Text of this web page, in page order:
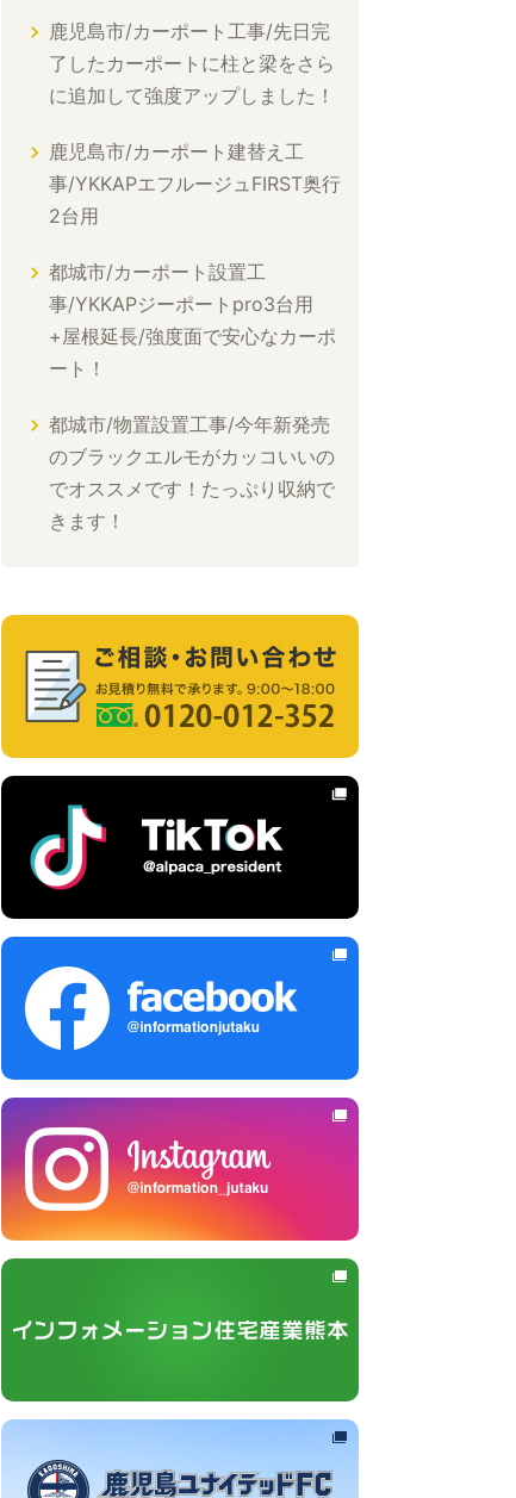
鹿児島市/カーポート工事/先日完
了したカーポートに柱と梁をさら
に追加して強度アップしました！
鹿児島市/カーポート建替え工
事/YKKAPエフルージュFIRST奥行
2台用
都城市/カーポート設置工
事/YKKAPジーポートpro3台用
+屋根延長/強度面で安心なカーポ
ート！
都城市/物置設置工事/今年新発売
のブラックエルモがカッコいいの
でオススメです！たっぷり収納で
きます！